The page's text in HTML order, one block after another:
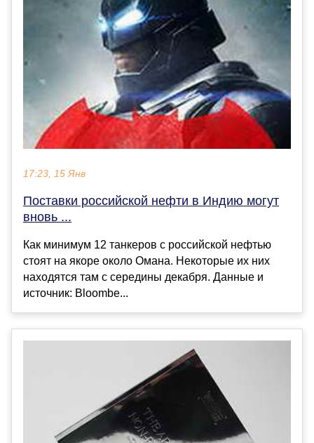
17:23, 15 Янв
Поставки российской нефти в Индию могут
вновь ...
Как минимум 12 танкеров с российской нефтью
стоят на якоре около Омана. Некоторые их них
находятся там с середины декабря. Данные и
источник: Bloombe...